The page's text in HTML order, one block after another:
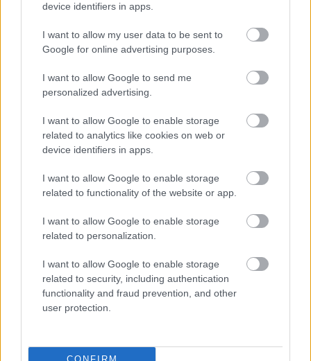
device identifiers in apps.
I want to allow my user data to be sent to
Google for online advertising purposes.
I want to allow Google to send me
personalized advertising.
I want to allow Google to enable storage
related to analytics like cookies on web or
device identifiers in apps.
I want to allow Google to enable storage
related to functionality of the website or app.
I want to allow Google to enable storage
related to personalization.
I want to allow Google to enable storage
related to security, including authentication
functionality and fraud prevention, and other
user protection.
CONFIRM
SZTÁRHÍREK
Sztárban sztár All Stars: Hófehérben
tündökölt Liptai Claudia - Egy
választottak Kiss Márk stylisttal